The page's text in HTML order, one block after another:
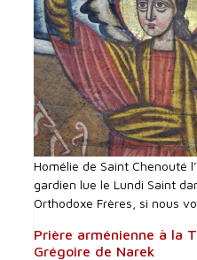
Homélie de Saint Chenouté
gardien lue le Lundi Saint
Orthodoxe Frères, si nous
Prière arménienne à la
Grégoire de Narek